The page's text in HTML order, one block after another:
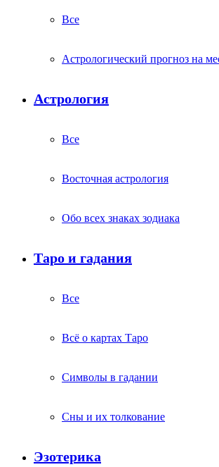
Все
Астрологический прогноз на
Астрология
Все
Восточная астрология
Обо всех знаках зодиака
Таро и гадания
Все
Всё о картах Таро
Символы в гадании
Сны и их толкование
Эзотерика